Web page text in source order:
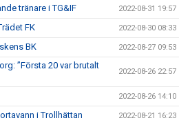
tränare i TG&IF 2022-08-31 19:57
FK 2022-08-30 08:33
BK 2022-08-27 09:53
”Första 20 var brutalt
2022-08-26 22:57
2022-08-26 14:10
i Trollhättan 2022-08-21 16:23